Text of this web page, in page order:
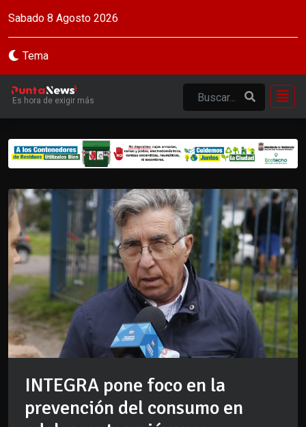
Sabado 8 Agosto 2026
Tema
Es hora de exigir más
INTEGRA pone foco en la
prevención del consumo en